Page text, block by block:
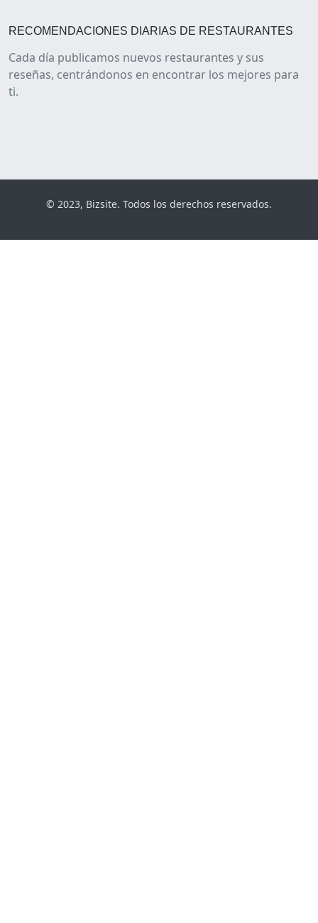
RECOMENDACIONES DIARIAS DE RESTAURANTES
Cada día publicamos nuevos restaurantes y sus
reseñas, centrándonos en encontrar los mejores para
ti.
© 2023, Bizsite. Todos los derechos reservados.